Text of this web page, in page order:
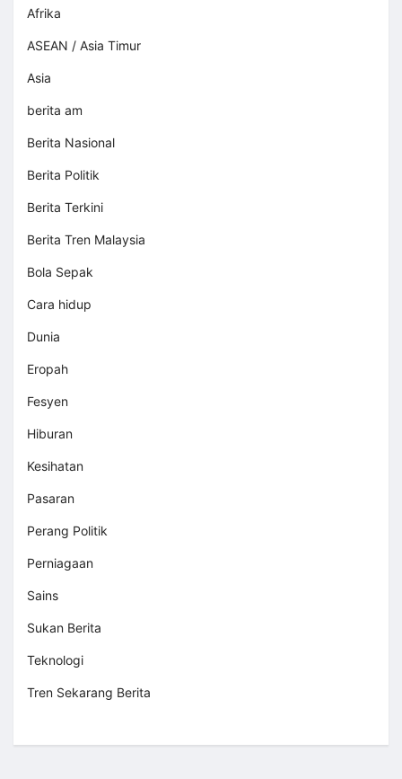
Afrika
ASEAN / Asia Timur
Asia
berita am
Berita Nasional
Berita Politik
Berita Terkini
Berita Tren Malaysia
Bola Sepak
Cara hidup
Dunia
Eropah
Fesyen
Hiburan
Kesihatan
Pasaran
Perang Politik
Perniagaan
Sains
Sukan Berita
Teknologi
Tren Sekarang Berita